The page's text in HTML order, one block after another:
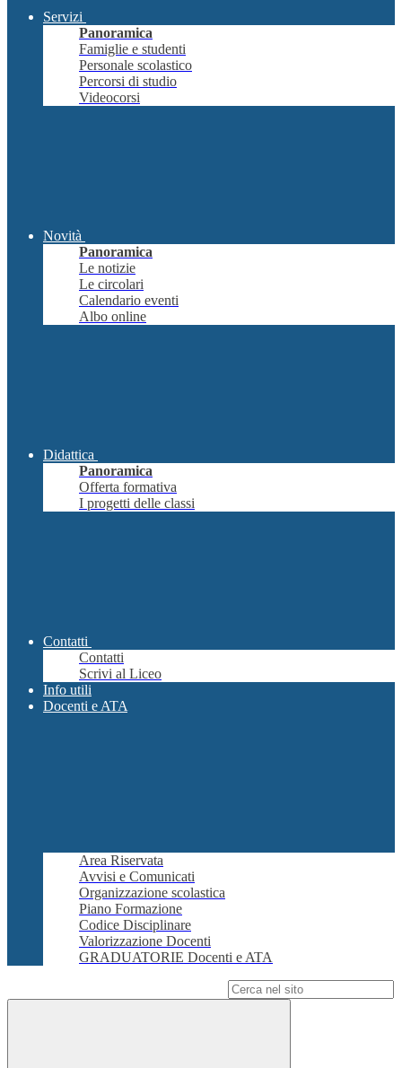
Servizi
Panoramica
Famiglie e studenti
Personale scolastico
Percorsi di studio
Videocorsi
Novità
Panoramica
Le notizie
Le circolari
Calendario eventi
Albo online
Didattica
Panoramica
Offerta formativa
I progetti delle classi
Contatti
Contatti
Scrivi al Liceo
Info utili
Docenti e ATA
Area Riservata
Avvisi e Comunicati
Organizzazione scolastica
Piano Formazione
Codice Disciplinare
Valorizzazione Docenti
GRADUATORIE Docenti e ATA